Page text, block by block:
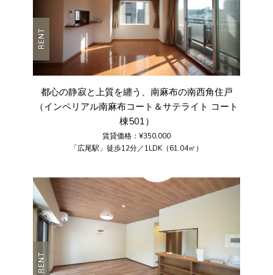
RENT
都心の静寂と上質を纏う、南麻布の南西角住戸
（インペリアル南麻布コート＆サテライト コート
棟501）
賃貸価格：¥350,000
「広尾駅」徒歩12分／1LDK（61.04㎡）
RENT